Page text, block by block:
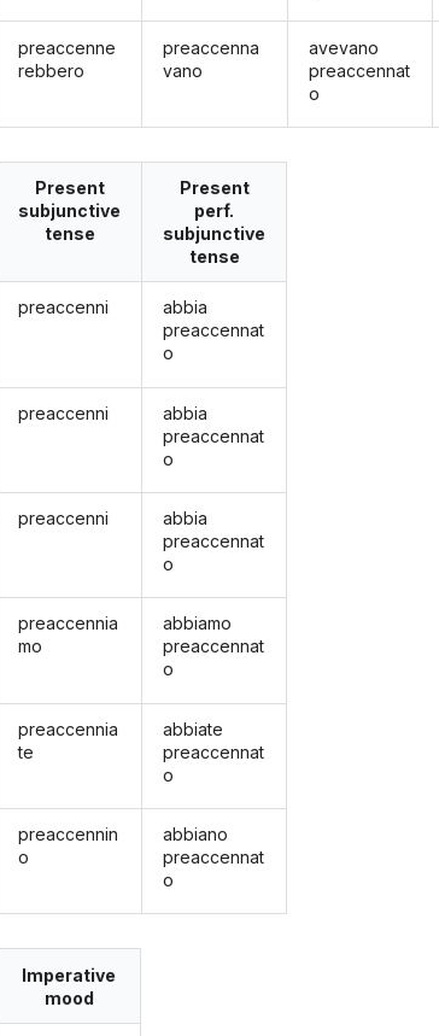
preaccenne
rebbero
preaccenna
vano
avevano
preaccennat
o
Present
subjunctive
tense
preaccenni
preaccenni
preaccenni
preaccennia
mo
preaccennia
te
preaccennin
o
Present
perf.
subjunctive
tense
abbia
preaccennat
o
abbia
preaccennat
o
abbia
preaccennat
o
abbiamo
preaccennat
o
abbiate
preaccennat
o
abbiano
preaccennat
o
Imperative
mood